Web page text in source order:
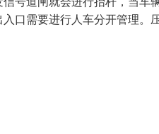
口需要进行人车分开管理。